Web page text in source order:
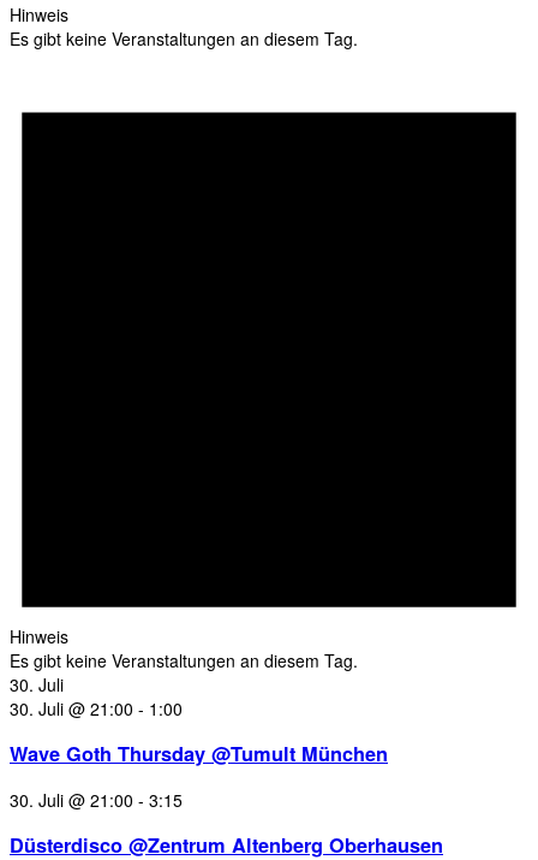
Hinweis
Es gibt keine Veranstaltungen an diesem Tag.
Hinweis
Es gibt keine Veranstaltungen an diesem Tag.
30. Juli
30. Juli @ 21:00 - 1:00
Wave Goth Thursday @Tumult München
30. Juli @ 21:00 - 3:15
Düsterdisco @Zentrum Altenberg Oberhausen